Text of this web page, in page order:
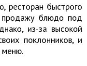
ресторан быстрого
продажу блюдо под
из-за высокой
поклонников, и
меню.